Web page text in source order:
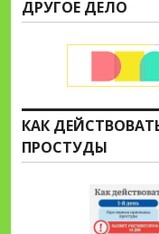
ДРУГОЕ ДЕЛО
КАК
ПРОСТУДЫ